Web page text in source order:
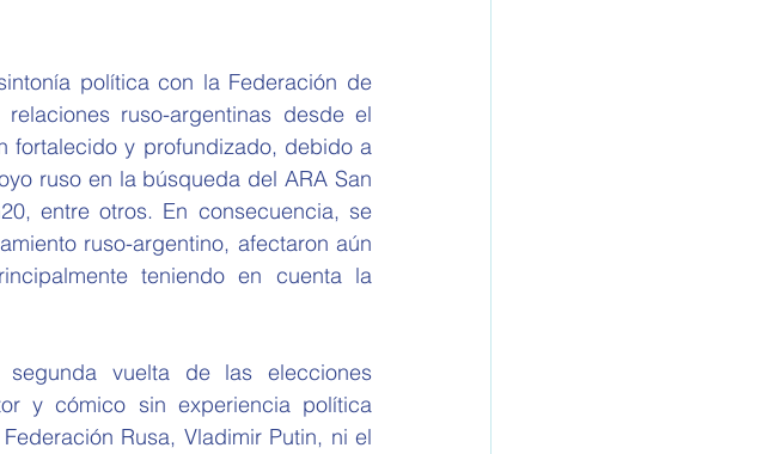
política con la Federación de
ruso-argentinas desde el
fortalecido y profundizado, debido a
ruso en la búsqueda del ARA San
entre otros. En consecuencia, se
ruso-argentino, afectaron aún
teniendo en cuenta la
vuelta de las elecciones
y cómico sin experiencia política
Rusa, Vladimir Putin, ni el